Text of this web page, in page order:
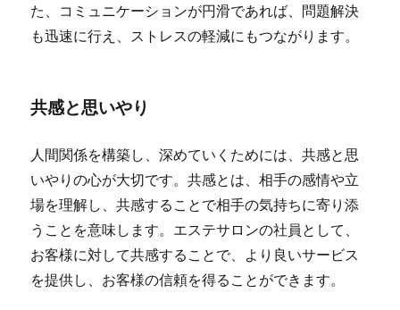
た、コミュニケーションが円滑であれば、問題解決
も迅速に行え、ストレスの軽減にもつながります。
共感と思いやり
人間関係を構築し、深めていくためには、共感と思
いやりの心が大切です。共感とは、相手の感情や立
場を理解し、共感することで相手の気持ちに寄り添
うことを意味します。エステサロンの社員として、
お客様に対して共感することで、より良いサービス
を提供し、お客様の信頼を得ることができます。